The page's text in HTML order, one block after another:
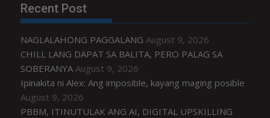
Recent Post
NAGLALAHONG PAGGALANG August 9, 2026
CHILL LANG DAPAT SA BALITA, PERO PALAG SA
SOBERANYA August 9, 2026
Ipinakita ni Alex: Ang imposible, kayang maging posible
August 9, 2026
PBBM, ITINUTULAK ANG AI, DIGITAL UPSKILLING